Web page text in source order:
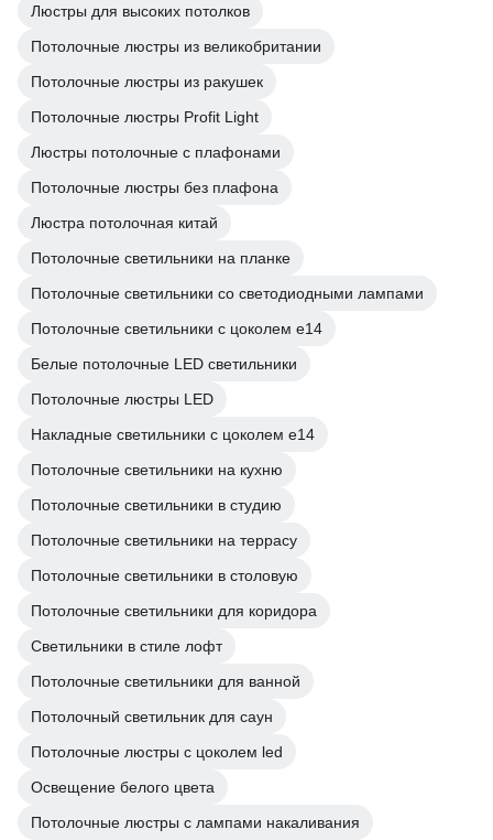
Люстры для высоких потолков
Потолочные люстры из великобритании
Потолочные люстры из ракушек
Потолочные люстры Profit Light
Люстры потолочные с плафонами
Потолочные люстры без плафона
Люстра потолочная китай
Потолочные светильники на планке
Потолочные светильники со светодиодными лампами
Потолочные светильники с цоколем e14
Белые потолочные LED светильники
Потолочные люстры LED
Накладные светильники с цоколем e14
Потолочные светильники на кухню
Потолочные светильники в студию
Потолочные светильники на террасу
Потолочные светильники в столовую
Потолочные светильники для коридора
Светильники в стиле лофт
Потолочные светильники для ванной
Потолочный светильник для саун
Потолочные люстры с цоколем led
Освещение белого цвета
Потолочные люстры с лампами накаливания